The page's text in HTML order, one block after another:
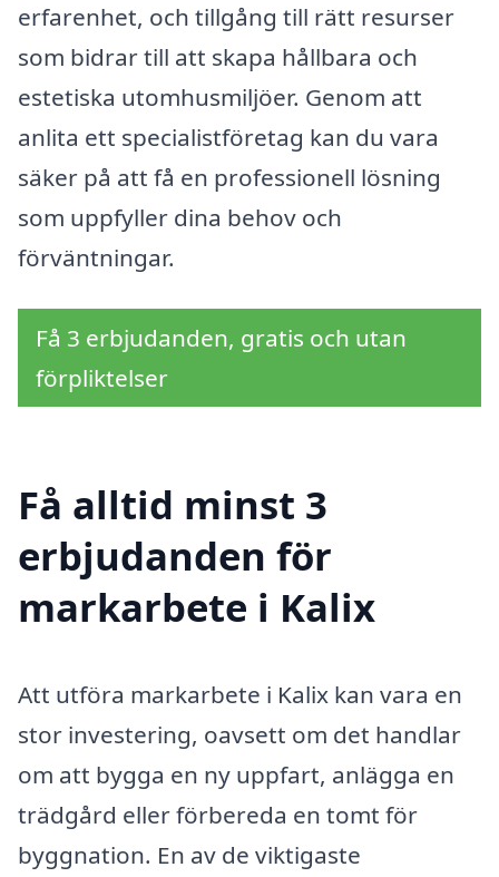
erfarenhet, och tillgång till rätt resurser
som bidrar till att skapa hållbara och
estetiska utomhusmiljöer. Genom att
anlita ett specialistföretag kan du vara
säker på att få en professionell lösning
som uppfyller dina behov och
förväntningar.
Få 3 erbjudanden, gratis och utan
förpliktelser
Få alltid minst 3
erbjudanden för
markarbete i Kalix
Att utföra markarbete i Kalix kan vara en
stor investering, oavsett om det handlar
om att bygga en ny uppfart, anlägga en
trädgård eller förbereda en tomt för
byggnation. En av de viktigaste